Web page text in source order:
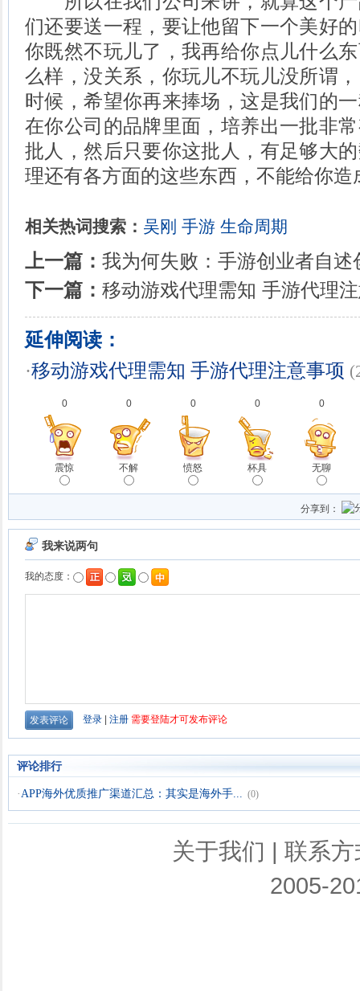
们还要送一程，要让他留下一个美好
你既然不玩儿了，我再给你点儿什么
么样，没关系，你玩儿不玩儿没所谓
时候，希望你再来捧场，这是我们的
在你公司的品牌里面，培养出一批非
批人，然后只要你这批人，有足够大
理还有各方面的这些东西，不能给你
相关热词搜索： 吴刚 手游 生命周期
上一篇： 我为何失败：手游创业者自
下一篇： 移动游戏代理需知 手游代理
延伸阅读：
·移动游戏代理需知 手游代理注意事项
0
震惊
0
不解
0
愤怒
0
杯具
0
无聊
分享到：
评论排行
·APP海外优质推广渠道汇总：其实是海外手... (0)
关于我们 | 联系方
2005-